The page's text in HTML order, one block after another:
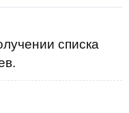
списка